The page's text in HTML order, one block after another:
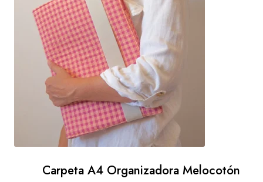
Carpeta A4 Organizadora Melocotón